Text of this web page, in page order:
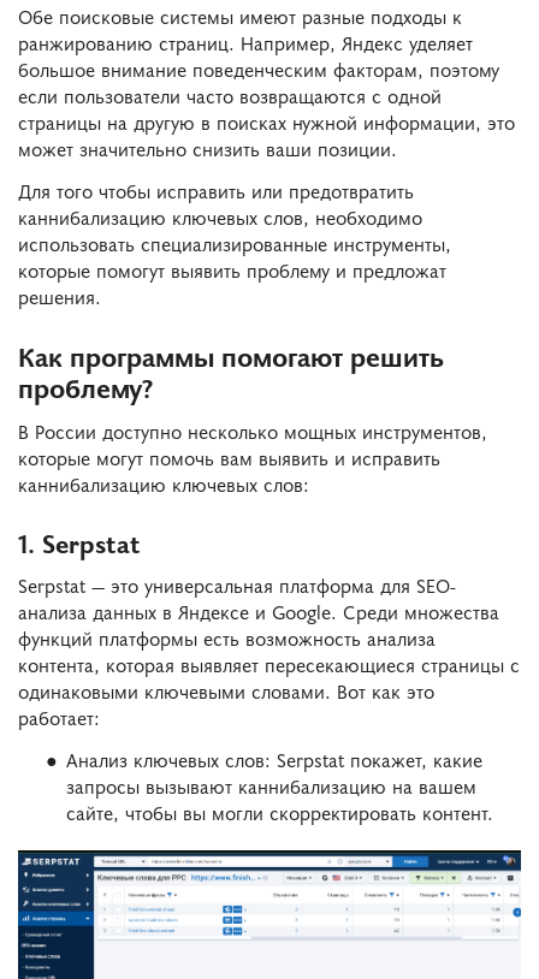
Обе поисковые системы имеют разные подходы к
ранжированию страниц. Например, Яндекс уделяет
большое внимание поведенческим факторам, поэтому
если пользователи часто возвращаются с одной
страницы на другую в поисках нужной информации, это
может значительно снизить ваши позиции.
Для того чтобы исправить или предотвратить
каннибализацию ключевых слов, необходимо
использовать специализированные инструменты,
которые помогут выявить проблему и предложат
решения.
Как программы помогают решить
проблему?
В России доступно несколько мощных инструментов,
которые могут помочь вам выявить и исправить
каннибализацию ключевых слов:
1. Serpstat
Serpstat — это универсальная платформа для SEO-
анализа данных в Яндексе и Google. Среди множества
функций платформы есть возможность анализа
контента, которая выявляет пересекающиеся страницы с
одинаковыми ключевыми словами. Вот как это
работает:
Анализ ключевых слов: Serpstat покажет, какие
запросы вызывают каннибализацию на вашем
сайте, чтобы вы могли скорректировать контент.